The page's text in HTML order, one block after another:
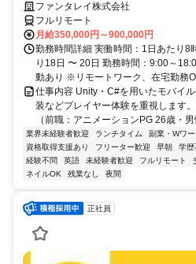
ファンタレイ株式会社
フルリモート
月給350,000円～900,000円
勤務時間詳細 実働時間：1日あたり8
り18日 〜 20日 勤務時間：9:00～
動あり ※リモートワーク、在宅勤務
仕事内容 Unity・C#を用いたモバイ
装などプレイヤー体験を重視します
（前職：アニメーションPG 26歳・
業界未経験者歓迎 ランチタイム 副業・Wワ
資格取得支援あり
フリーター歓迎 早朝 学歴
経験不問
英語 未経験者歓迎 フルリモート
ネイルOK
残業なし 夜間
正社員